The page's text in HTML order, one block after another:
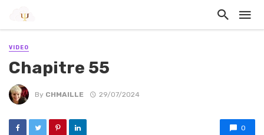
VIDEO
Chapitre 55
By CHMAILLE 29/07/2024
0